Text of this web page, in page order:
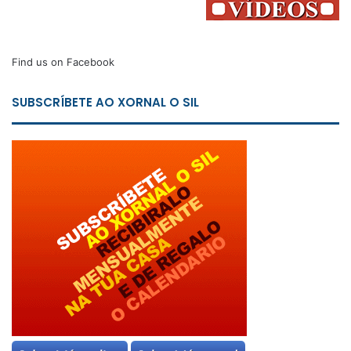
Find us on Facebook
SUBSCRÍBETE AO XORNAL O SIL